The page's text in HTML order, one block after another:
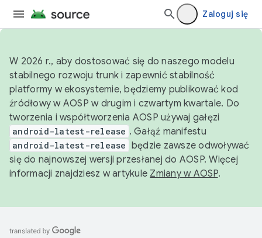
Zaloguj się
W 2026 r., aby dostosować się do naszego modelu
stabilnego rozwoju trunk i zapewnić stabilność
platformy w ekosystemie, będziemy publikować kod
źródłowy w AOSP w drugim i czwartym kwartale. Do
tworzenia i współtworzenia AOSP używaj gałęzi
android-latest-release . Gałąź manifestu
android-latest-release będzie zawsze odwoływać
się do najnowszej wersji przesłanej do AOSP. Więcej
informacji znajdziesz w artykule Zmiany w AOSP.